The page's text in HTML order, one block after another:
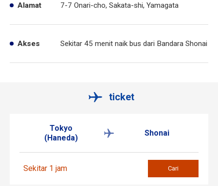
Alamat 7-7 Onari-cho, Sakata-shi, Yamagata
Akses Sekitar 45 menit naik bus dari Bandara Shonai
ticket
Tokyo
(Haneda)
Shonai
Sekitar 1 jam Cari